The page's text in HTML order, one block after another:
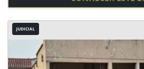
JUDICIAL